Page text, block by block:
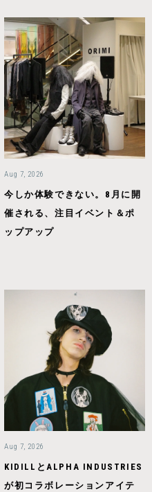
Aug 7, 2026
今しか体験できない。8月に開
催される、注目イベント＆ポ
ップアップ
Aug 7, 2026
KIDILLとALPHA INDUSTRIES
が初コラボレーションアイテ